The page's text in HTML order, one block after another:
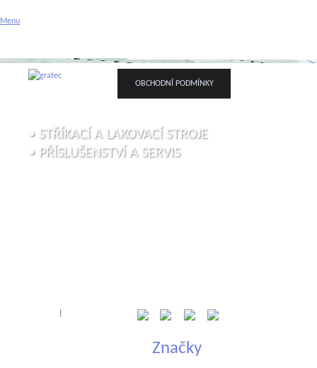
Menu
OBCHODNÍ PODMÍNKY
• STŘÍKACÍ A LAKOVACÍ STROJE
• PŘÍSLUŠENSTVÍ A SERVIS
Značky